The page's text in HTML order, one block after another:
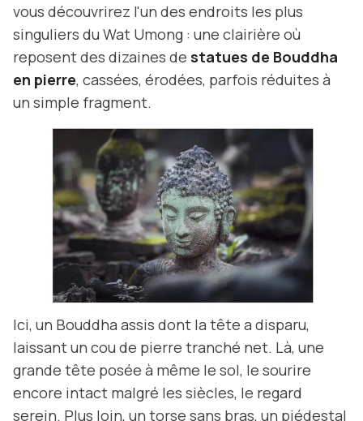
vous découvrirez l'un des endroits les plus
singuliers du Wat Umong : une clairière où
reposent des dizaines de statues de Bouddha
en pierre, cassées, érodées, parfois réduites à
un simple fragment.
Ici, un Bouddha assis dont la tête a disparu,
laissant un cou de pierre tranché net. Là, une
grande tête posée à même le sol, le sourire
encore intact malgré les siècles, le regard
serein. Plus loin, un torse sans bras, un piédestal